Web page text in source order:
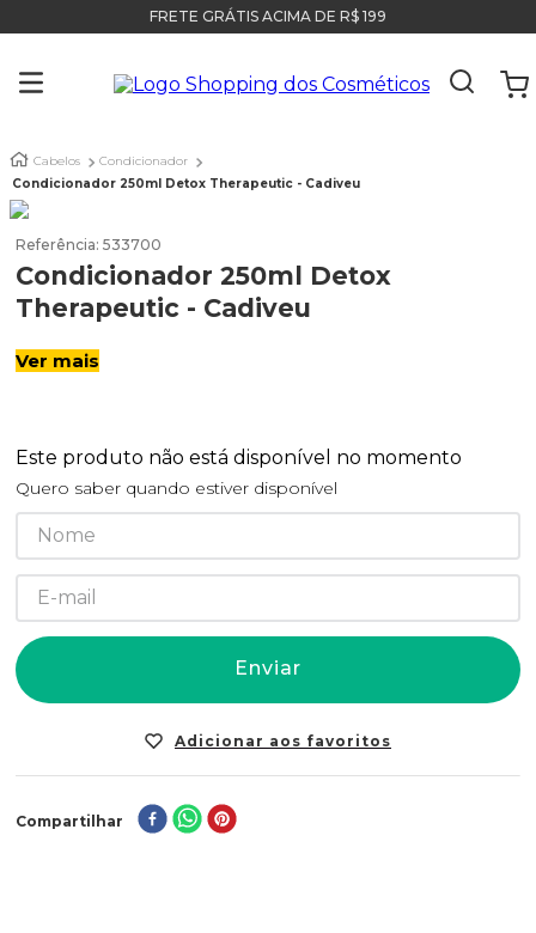
FRETE GRÁTIS ACIMA DE R$ 199
Cabelos
Condicionador
Condicionador 250ml Detox Therapeutic - Cadiveu
Referência: 533700
Condicionador 250ml Detox
Therapeutic - Cadiveu
Ver mais
Este produto não está disponível no momento
Quero saber quando estiver disponível
Enviar
Compartilhar